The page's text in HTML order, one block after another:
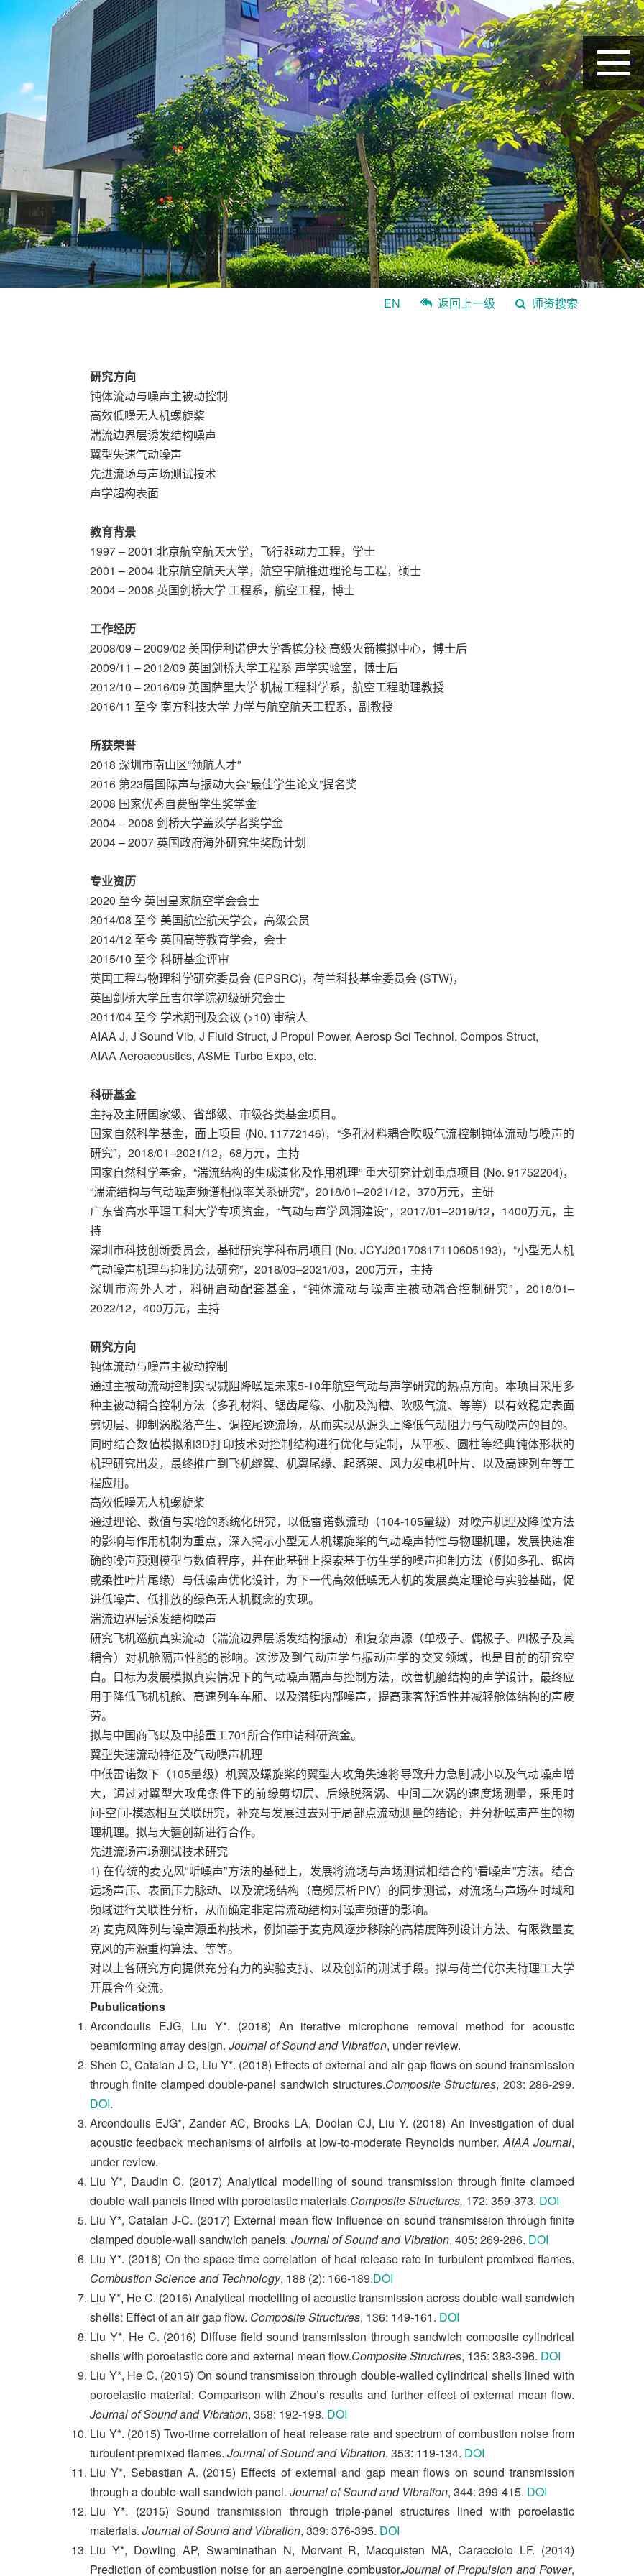
EN 返回上一级 师资搜索
研究方向
钝体流动与噪声主被动控制
高效低噪无人机螺旋桨
湍流边界层诱发结构噪声
翼型失速气动噪声
先进流场与声场测试技术
声学超构表面
教育背景
1997 – 2001 北京航空航天大学，飞行器动力工程，学士
2001 – 2004 北京航空航天大学，航空宇航推进理论与工程，硕士
2004 – 2008 英国剑桥大学 工程系，航空工程，博士
工作经历
2008/09 – 2009/02 美国伊利诺伊大学香槟分校 高级火箭模拟中心，博士后
2009/11 – 2012/09 英国剑桥大学工程系 声学实验室，博士后
2012/10 – 2016/09 英国萨里大学 机械工程科学系，航空工程助理教授
2016/11 至今 南方科技大学 力学与航空航天工程系，副教授
所获荣誉
2018 深圳市南山区“领航人才”
2016 第23届国际声与振动大会“最佳学生论文”提名奖
2008 国家优秀自费留学生奖学金
2004 – 2008 剑桥大学盖茨学者奖学金
2004 – 2007 英国政府海外研究生奖励计划
专业资历
2020 至今 英国皇家航空学会会士
2014/08 至今 美国航空航天学会，高级会员
2014/12 至今 英国高等教育学会，会士
2015/10 至今 科研基金评审
英国工程与物理科学研究委员会 (EPSRC)，荷兰科技基金委员会 (STW)，
英国剑桥大学丘吉尔学院初级研究会士
2011/04 至今 学术期刊及会议 (>10) 审稿人
AIAA J, J Sound Vib, J Fluid Struct, J Propul Power, Aerosp Sci Technol, Compos Struct,
AIAA Aeroacoustics, ASME Turbo Expo, etc.
科研基金
主持及主研国家级、省部级、市级各类基金项目。
国家自然科学基金，面上项目 (N0. 11772146)，“多孔材料耦合吹吸气流控制钝体流动与噪声的
研究”，2018/01–2021/12，68万元，主持
国家自然科学基金，“湍流结构的生成演化及作用机理” 重大研究计划重点项目 (No. 91752204)，
“湍流结构与气动噪声频谱相似率关系研究”，2018/01–2021/12，370万元，主研
广东省高水平理工科大学专项资金，“气动与声学风洞建设”，2017/01–2019/12，1400万元，主
持
深圳市科技创新委员会，基础研究学科布局项目 (No. JCYJ20170817110605193)，“小型无人机
气动噪声机理与抑制方法研究”，2018/03–2021/03，200万元，主持
深圳市海外人才，科研启动配套基金，“钝体流动与噪声主被动耦合控制研究”，2018/01–
2022/12，400万元，主持
研究方向
钝体流动与噪声主被动控制
通过主被动流动控制实现减阻降噪是未来5-10年航空气动与声学研究的热点方向。本项目采用多
种主被动耦合控制方法（多孔材料、锯齿尾缘、小肋及沟槽、吹吸气流、等等）以有效稳定表面
剪切层、抑制涡脱落产生、调控尾迹流场，从而实现从源头上降低气动阻力与气动噪声的目的。
同时结合数值模拟和3D打印技术对控制结构进行优化与定制，从平板、圆柱等经典钝体形状的
机理研究出发，最终推广到飞机缝翼、机翼尾缘、起落架、风力发电机叶片、以及高速列车等工
程应用。
高效低噪无人机螺旋桨
通过理论、数值与实验的系统化研究，以低雷诺数流动（104-105量级）对噪声机理及降噪方法
的影响与作用机制为重点，深入揭示小型无人机螺旋桨的气动噪声特性与物理机理，发展快速准
确的噪声预测模型与数值程序，并在此基础上探索基于仿生学的噪声抑制方法（例如多孔、锯齿
或柔性叶片尾缘）与低噪声优化设计，为下一代高效低噪无人机的发展奠定理论与实验基础，促
进低噪声、低排放的绿色无人机概念的实现。
湍流边界层诱发结构噪声
研究飞机巡航真实流动（湍流边界层诱发结构振动）和复杂声源（单极子、偶极子、四极子及其
耦合）对机舱隔声性能的影响。这涉及到气动声学与振动声学的交叉领域，也是目前的研究空
白。目标为发展模拟真实情况下的气动噪声隔声与控制方法，改善机舱结构的声学设计，最终应
用于降低飞机机舱、高速列车车厢、以及潜艇内部噪声，提高乘客舒适性并减轻舱体结构的声疲
劳。
拟与中国商飞以及中船重工701所合作申请科研资金。
翼型失速流动特征及气动噪声机理
中低雷诺数下（105量级）机翼及螺旋桨的翼型大攻角失速将导致升力急剧减小以及气动噪声增
大，通过对翼型大攻角条件下的前缘剪切层、后缘脱落涡、中间二次涡的速度场测量，采用时
间-空间-模态相互关联研究，补充与发展过去对于局部点流动测量的结论，并分析噪声产生的物
理机理。拟与大疆创新进行合作。
先进流场声场测试技术研究
1) 在传统的麦克风“听噪声”方法的基础上，发展将流场与声场测试相结合的“看噪声”方法。结合
远场声压、表面压力脉动、以及流场结构（高频层析PIV）的同步测试，对流场与声场在时域和
频域进行关联性分析，从而确定非定常流动结构对噪声频谱的影响。
2) 麦克风阵列与噪声源重构技术，例如基于麦克风逐步移除的高精度阵列设计方法、有限数量麦
克风的声源重构算法、等等。
对以上各研究方向提供充分有力的实验支持、以及创新的测试手段。拟与荷兰代尔夫特理工大学
开展合作交流。
Pubulications
Arcondoulis EJG, Liu Y*. (2018) An iterative microphone removal method for acoustic
beamforming array design. Journal of Sound and Vibration, under review.
Shen C, Catalan J-C, Liu Y*. (2018) Effects of external and air gap flows on sound transmission
through finite clamped double-panel sandwich structures.Composite Structures, 203: 286-299.
DOI.
Arcondoulis EJG*, Zander AC, Brooks LA, Doolan CJ, Liu Y. (2018) An investigation of dual
acoustic feedback mechanisms of airfoils at low-to-moderate Reynolds number.AIAA Journal,
under review.
Liu Y*, Daudin C. (2017) Analytical modelling of sound transmission through finite clamped
double-wall panels lined with poroelastic materials.Composite Structures, 172: 359-373. DOI
Liu Y*, Catalan J-C. (2017) External mean flow influence on sound transmission through finite
clamped double-wall sandwich panels. Journal of Sound and Vibration, 405: 269-286. DOI
Liu Y*. (2016) On the space-time correlation of heat release rate in turbulent premixed flames.
Combustion Science and Technology, 188 (2): 166-189.DOI
Liu Y*, He C. (2016) Analytical modelling of acoustic transmission across double-wall sandwich
shells: Effect of an air gap flow. Composite Structures, 136: 149-161. DOI
Liu Y*, He C. (2016) Diffuse field sound transmission through sandwich composite cylindrical
shells with poroelastic core and external mean flow.Composite Structures, 135: 383-396. DOI
Liu Y*, He C. (2015) On sound transmission through double-walled cylindrical shells lined with
poroelastic material: Comparison with Zhou’s results and further effect of external mean flow.
Journal of Sound and Vibration, 358: 192-198. DOI
Liu Y*. (2015) Two-time correlation of heat release rate and spectrum of combustion noise from
turbulent premixed flames. Journal of Sound and Vibration, 353: 119-134. DOI
Liu Y*, Sebastian A. (2015) Effects of external and gap mean flows on sound transmission
through a double-wall sandwich panel. Journal of Sound and Vibration, 344: 399-415. DOI
Liu Y*. (2015) Sound transmission through triple-panel structures lined with poroelastic
materials. Journal of Sound and Vibration, 339: 376-395. DOI
Liu Y*, Dowling AP, Swaminathan N, Morvant R, Macquisten MA, Caracciolo LF. (2014)
Prediction of combustion noise for an aeroengine combustor.Journal of Propulsion and Power,